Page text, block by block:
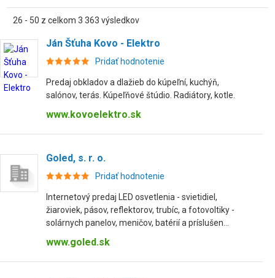
26 - 50 z celkom 3 363 výsledkov
Ján Šťuha Kovo - Elektro
Pridať hodnotenie
Predaj obkladov a dlažieb do kúpeľní, kuchýň,
salónov, terás. Kúpeľňové štúdio. Radiátory, kotle.
www.kovoelektro.sk
Goled, s. r. o.
Pridať hodnotenie
Internetový predaj LED osvetlenia - svietidiel,
žiaroviek, pásov, reflektorov, trubíc, a fotovoltiky -
solárnych panelov, meničov, batérií a príslušen...
www.goled.sk